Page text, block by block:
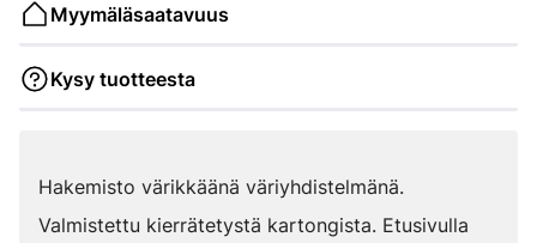
Myymäläsaatavuus
Kysy tuotteesta
Hakemisto värikkäänä väriyhdistelmänä.
Valmistettu kierrätetystä kartongista. Etusivulla